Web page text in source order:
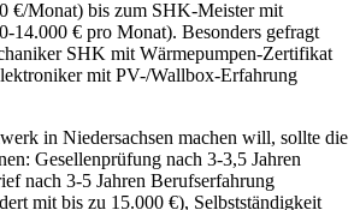
€/Monat) bis zum SHK-Meister mit
14.000 € pro Monat). Besonders gefragt
SHK mit Wärmepumpen-Zertifikat
mit PV-/Wallbox-Erfahrung
in Niedersachsen machen will, sollte die
Gesellenprüfung nach 3-3,5 Jahren
nach 3-5 Jahren Berufserfahrung
mit bis zu 15.000 €), Selbstständigkeit